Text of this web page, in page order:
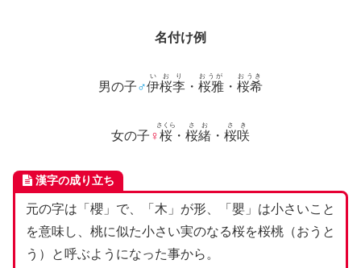
名付け例
男の子♂伊桜李
いおり
・ 桜雅
おうが
・ 桜希
おうき
女の子 ♀桜
さくら
・ 桜緒
さお
・ 桜咲
さき
漢字の成り立ち
元の字は「櫻」で、「木」が形、「嬰」は小さいこと
を意味し、桃に似た小さい実のなる桜を桜桃（おうと
う）と呼ぶようになった事から。